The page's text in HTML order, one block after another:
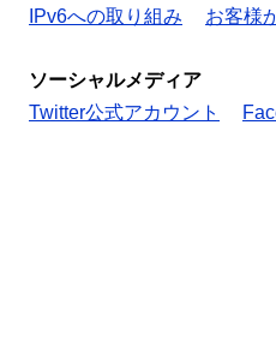
IPv6への取り組み
お客様
ソーシャルメディア
Twitter公式アカウント